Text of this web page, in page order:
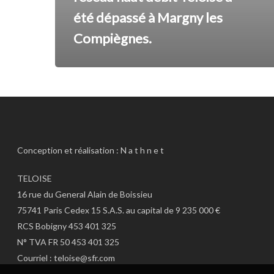
été dépassé à Margny les
Compiègnes.
Conception et réalisation : N a t h n e t
TELOISE
16 rue du General Alain de Boissieu
75741 Paris Cedex 15 S.A.S. au capital de 9 235 000 €
RCS Bobigny 453 401 325
N° TVA FR 50 453 401 325
Courriel : teloise@sfr.com